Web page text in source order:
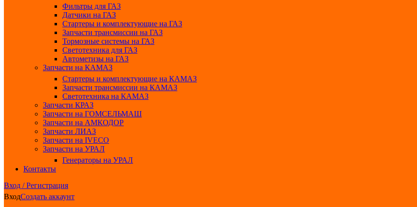
Фильтры для ГАЗ
Датчики на ГАЗ
Стартеры и комплектующие на ГАЗ
Запчасти трансмиссии на ГАЗ
Тормозные системы на ГАЗ
Светотехника для ГАЗ
Автометизы на ГАЗ
Запчасти на КАМАЗ
Стартеры и комплектующие на КАМАЗ
Запчасти трансмиссии на КАМАЗ
Светотехника на КАМАЗ
Запчасти КРАЗ
Запчасти на ГОМСЕЛЬМАШ
Запчасти на АМКОДОР
Запчасти ЛИАЗ
Запчасти на IVECO
Запчасти на УРАЛ
Генераторы на УРАЛ
Контакты
Вход / Регистрация
ВходСоздать аккаунт